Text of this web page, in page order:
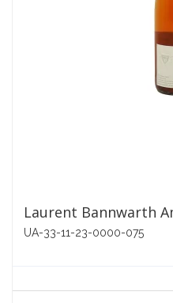
Laurent Bannwarth
UA-33-11-23-0000-075